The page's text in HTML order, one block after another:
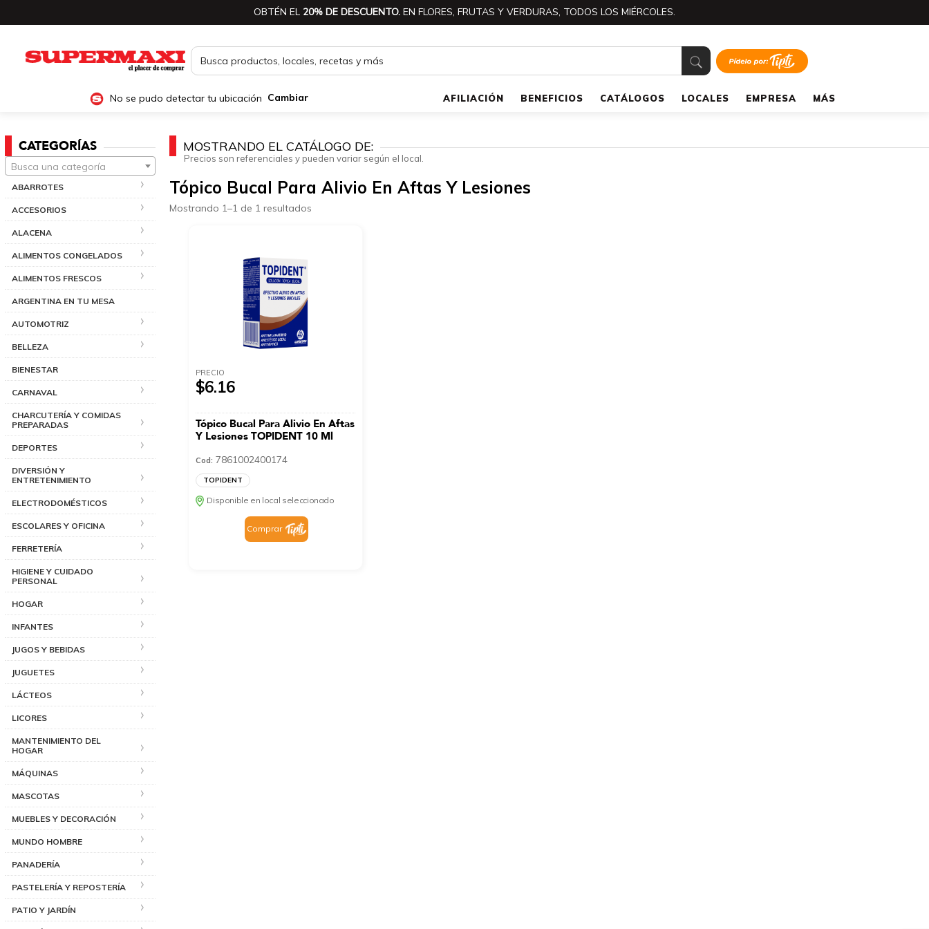
OBTÉN EL 20% DE DESCUENTO. EN FLORES, FRUTAS Y VERDURAS, TODOS LOS MIÉRCOLES.
No se pudo detectar tu ubicación Cambiar AFILIACIÓN BENEFICIOS CATÁLOGOS LOCALES EMPRESA MÁS
CATEGORÍAS
Busca una categoría
ABARROTES
ACCESORIOS
ALACENA
ALIMENTOS CONGELADOS
ALIMENTOS FRESCOS
ARGENTINA EN TU MESA
AUTOMOTRIZ
BELLEZA
BIENESTAR
CARNAVAL
CHARCUTERÍA Y COMIDAS
PREPARADAS
DEPORTES
DIVERSIÓN Y
ENTRETENIMIENTO
ELECTRODOMÉSTICOS
ESCOLARES Y OFICINA
FERRETERÍA
HIGIENE Y CUIDADO
PERSONAL
HOGAR
INFANTES
JUGOS Y BEBIDAS
JUGUETES
LÁCTEOS
LICORES
MANTENIMIENTO DEL
HOGAR
MÁQUINAS
MASCOTAS
MUEBLES Y DECORACIÓN
MUNDO HOMBRE
PANADERÍA
PASTELERÍA Y REPOSTERÍA
PATIO Y JARDÍN
MOSTRANDO EL CATÁLOGO DE:
Precios son referenciales y pueden variar según el local.
Tópico Bucal Para Alivio En Aftas Y Lesiones
Mostrando 1–1 de 1 resultados
PRECIO
$6.16
Tópico Bucal Para Alivio En Aftas
Y Lesiones TOPIDENT 10 Ml
Cod: 7861002400174
TOPIDENT
Disponible en local seleccionado
Comprar